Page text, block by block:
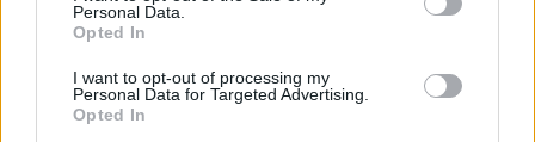
not limited to your visit or usage behaviour. You may click to
grant or deny consent to Google and its third-party tags to
consent section.
Personal Data.
Opted In
I want to opt-out of processing my
Personal Data for Targeted Advertising.
Opted In
FRASI